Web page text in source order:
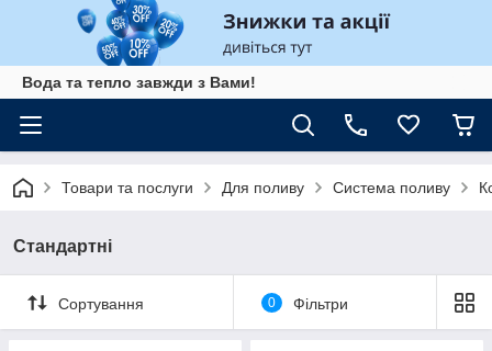
Вода та тепло завжди з Вами!
Товари та послуги Для поливу Система поливу
Стандартні
Сортування 0 Фільтри